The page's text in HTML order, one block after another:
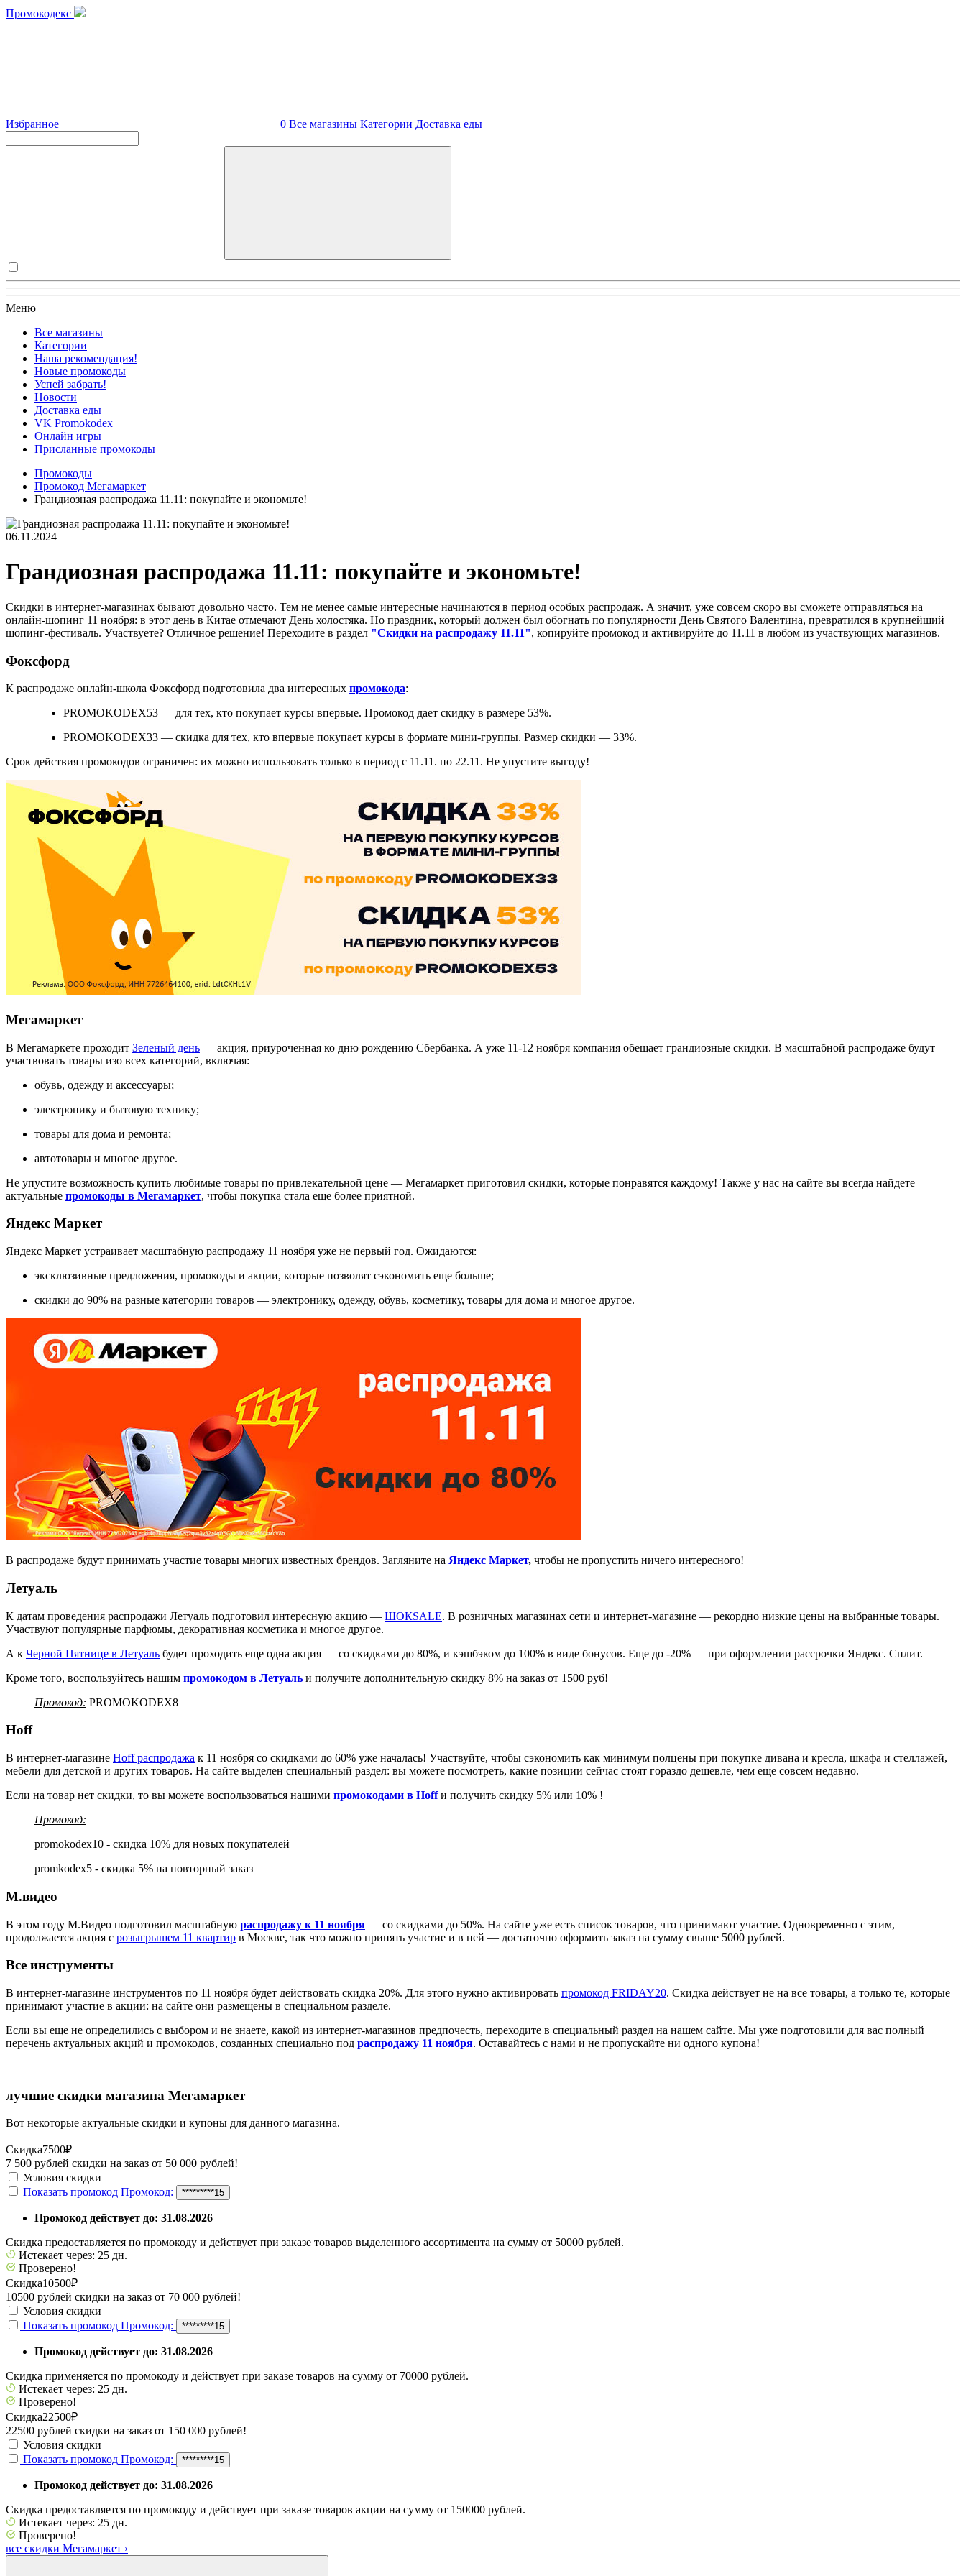
Промокодекс
Избранное 0 Все магазины Категории Доставка еды
Меню
Все магазины
Категории
Наша рекомендация!
Новые промокоды
Успей забрать!
Новости
Доставка еды
VK Promokodex
Онлайн игры
Присланные промокоды
Промокоды
Промокод Мегамаркет
Грандиозная распродажа 11.11: покупайте и экономьте!
06.11.2024
Грандиозная распродажа 11.11: покупайте и экономьте!
Скидки в интернет-магазинах бывают довольно часто. Тем не менее самые интересные начинаются в период особых распродаж. А значит, уже совсем скоро вы сможете отправляться на
онлайн-шопинг 11 ноября: в этот день в Китае отмечают День холостяка. Но праздник, который должен был обогнать по популярности День Святого Валентина, превратился в крупнейший
шопинг-фестиваль. Участвуете? Отличное решение! Переходите в раздел "Скидки на распродажу 11.11", копируйте промокод и активируйте до 11.11 в любом из участвующих магазинов.
Фоксфорд
К распродаже онлайн-школа Фоксфорд подготовила два интересных промокода:
PROMOKODEX53 — для тех, кто покупает курсы впервые. Промокод дает скидку в размере 53%.
PROMOKODEX33 — скидка для тех, кто впервые покупает курсы в формате мини-группы. Размер скидки — 33%.
Срок действия промокодов ограничен: их можно использовать только в период с 11.11. по 22.11. Не упустите выгоду!
Мегамаркет
В Мегамаркете проходит Зеленый день — акция, приуроченная ко дню рождению Сбербанка. А уже 11-12 ноября компания обещает грандиозные скидки. В масштабной распродаже будут
участвовать товары изо всех категорий, включая:
обувь, одежду и аксессуары;
электронику и бытовую технику;
товары для дома и ремонта;
автотовары и многое другое.
Не упустите возможность купить любимые товары по привлекательной цене — Мегамаркет приготовил скидки, которые понравятся каждому! Также у нас на сайте вы всегда найдете
актуальные промокоды в Мегамаркет, чтобы покупка стала еще более приятной.
Яндекс Маркет
Яндекс Маркет устраивает масштабную распродажу 11 ноября уже не первый год. Ожидаются:
эксклюзивные предложения, промокоды и акции, которые позволят сэкономить еще больше;
скидки до 90% на разные категории товаров — электронику, одежду, обувь, косметику, товары для дома и многое другое.
В распродаже будут принимать участие товары многих известных брендов. Загляните на Яндекс Маркет, чтобы не пропустить ничего интересного!
Летуаль
К датам проведения распродажи Летуаль подготовил интересную акцию — ШОКSALE. В розничных магазинах сети и интернет-магазине — рекордно низкие цены на выбранные товары.
Участвуют популярные парфюмы, декоративная косметика и многое другое.
А к Черной Пятнице в Летуаль будет проходить еще одна акция — со скидками до 80%, и кэшбэком до 100% в виде бонусов. Еще до -20% — при оформлении рассрочки Яндекс. Сплит.
Кроме того, воспользуйтесь нашим промокодом в Летуаль и получите дополнительную скидку 8% на заказ от 1500 руб!
Промокод: PROMOKODEX8
Hoff
В интернет-магазине Hoff распродажа к 11 ноября со скидками до 60% уже началась! Участвуйте, чтобы сэкономить как минимум полцены при покупке дивана и кресла, шкафа и стеллажей,
мебели для детской и других товаров. На сайте выделен специальный раздел: вы можете посмотреть, какие позиции сейчас стоят гораздо дешевле, чем еще совсем недавно.
Если на товар нет скидки, то вы можете воспользоваться нашими промокодами в Hoffи получить скидку 5% или 10% !
Промокод:
promokodex10 - скидка 10% для новых покупателей
promkodex5 - скидка 5% на повторный заказ
М.видео
В этом году М.Видео подготовил масштабную распродажу к 11 ноября — со скидками до 50%. На сайте уже есть список товаров, что принимают участие. Одновременно с этим,
продолжается акция с розыгрышем 11 квартир в Москве, так что можно принять участие и в ней — достаточно оформить заказ на сумму свыше 5000 рублей.
Все инструменты
В интернет-магазине инструментов по 11 ноября будет действовать скидка 20%. Для этого нужно активировать промокод FRIDAY20. Скидка действует не на все товары, а только те, которые
принимают участие в акции: на сайте они размещены в специальном разделе.
Если вы еще не определились с выбором и не знаете, какой из интернет-магазинов предпочесть, переходите в специальный раздел на нашем сайте. Мы уже подготовили для вас полный
перечень актуальных акций и промокодов, созданных специально под распродажу 11 ноября. Оставайтесь с нами и не пропускайте ни одного купона!
лучшие скидки магазина Мегамаркет
Вот некоторые актуальные скидки и купоны для данного магазина.
Скидка7500₽
7 500 рублей скидки на заказ от 50 000 рублей!
Условия скидки
Показать промокод Промокод: *********15
Промокод действует до: 31.08.2026
Скидка предоставляется по промокоду и действует при заказе товаров выделенного ассортимента на сумму от 50000 рублей.
Истекает через: 25 дн.
Проверено!
Скидка10500₽
10500 рублей скидки на заказ от 70 000 рублей!
Условия скидки
Показать промокод Промокод: *********15
Промокод действует до: 31.08.2026
Скидка применяется по промокоду и действует при заказе товаров на сумму от 70000 рублей.
Истекает через: 25 дн.
Проверено!
Скидка22500₽
22500 рублей скидки на заказ от 150 000 рублей!
Условия скидки
Показать промокод Промокод: *********15
Промокод действует до: 31.08.2026
Скидка предоставляется по промокоду и действует при заказе товаров акции на сумму от 150000 рублей.
Истекает через: 25 дн.
Проверено!
все скидки Мегамаркет ›